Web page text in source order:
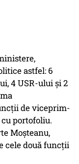
astfel: 6
4 USR-ului și 2
de viceprim-
portofoliu.
Moșteanu,
cele două funcții